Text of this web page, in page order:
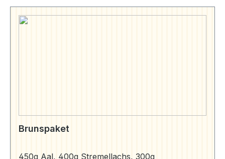
Brunspaket
450g Aal, 400g Stremellachs, 300g